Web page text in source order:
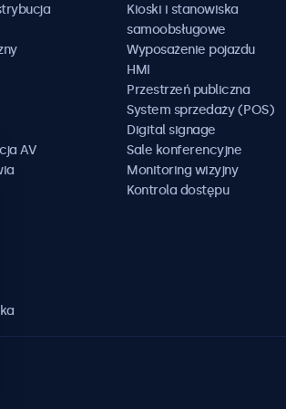
AV
Kioski i stanowiska
samoobsługowe
Wyposażenie pojazdu
HMI
Przestrzeń publiczna
System sprzedaży (POS)
Digital signage
Sale konferencyjne
Monitoring wizyjny
Kontrola dostępu